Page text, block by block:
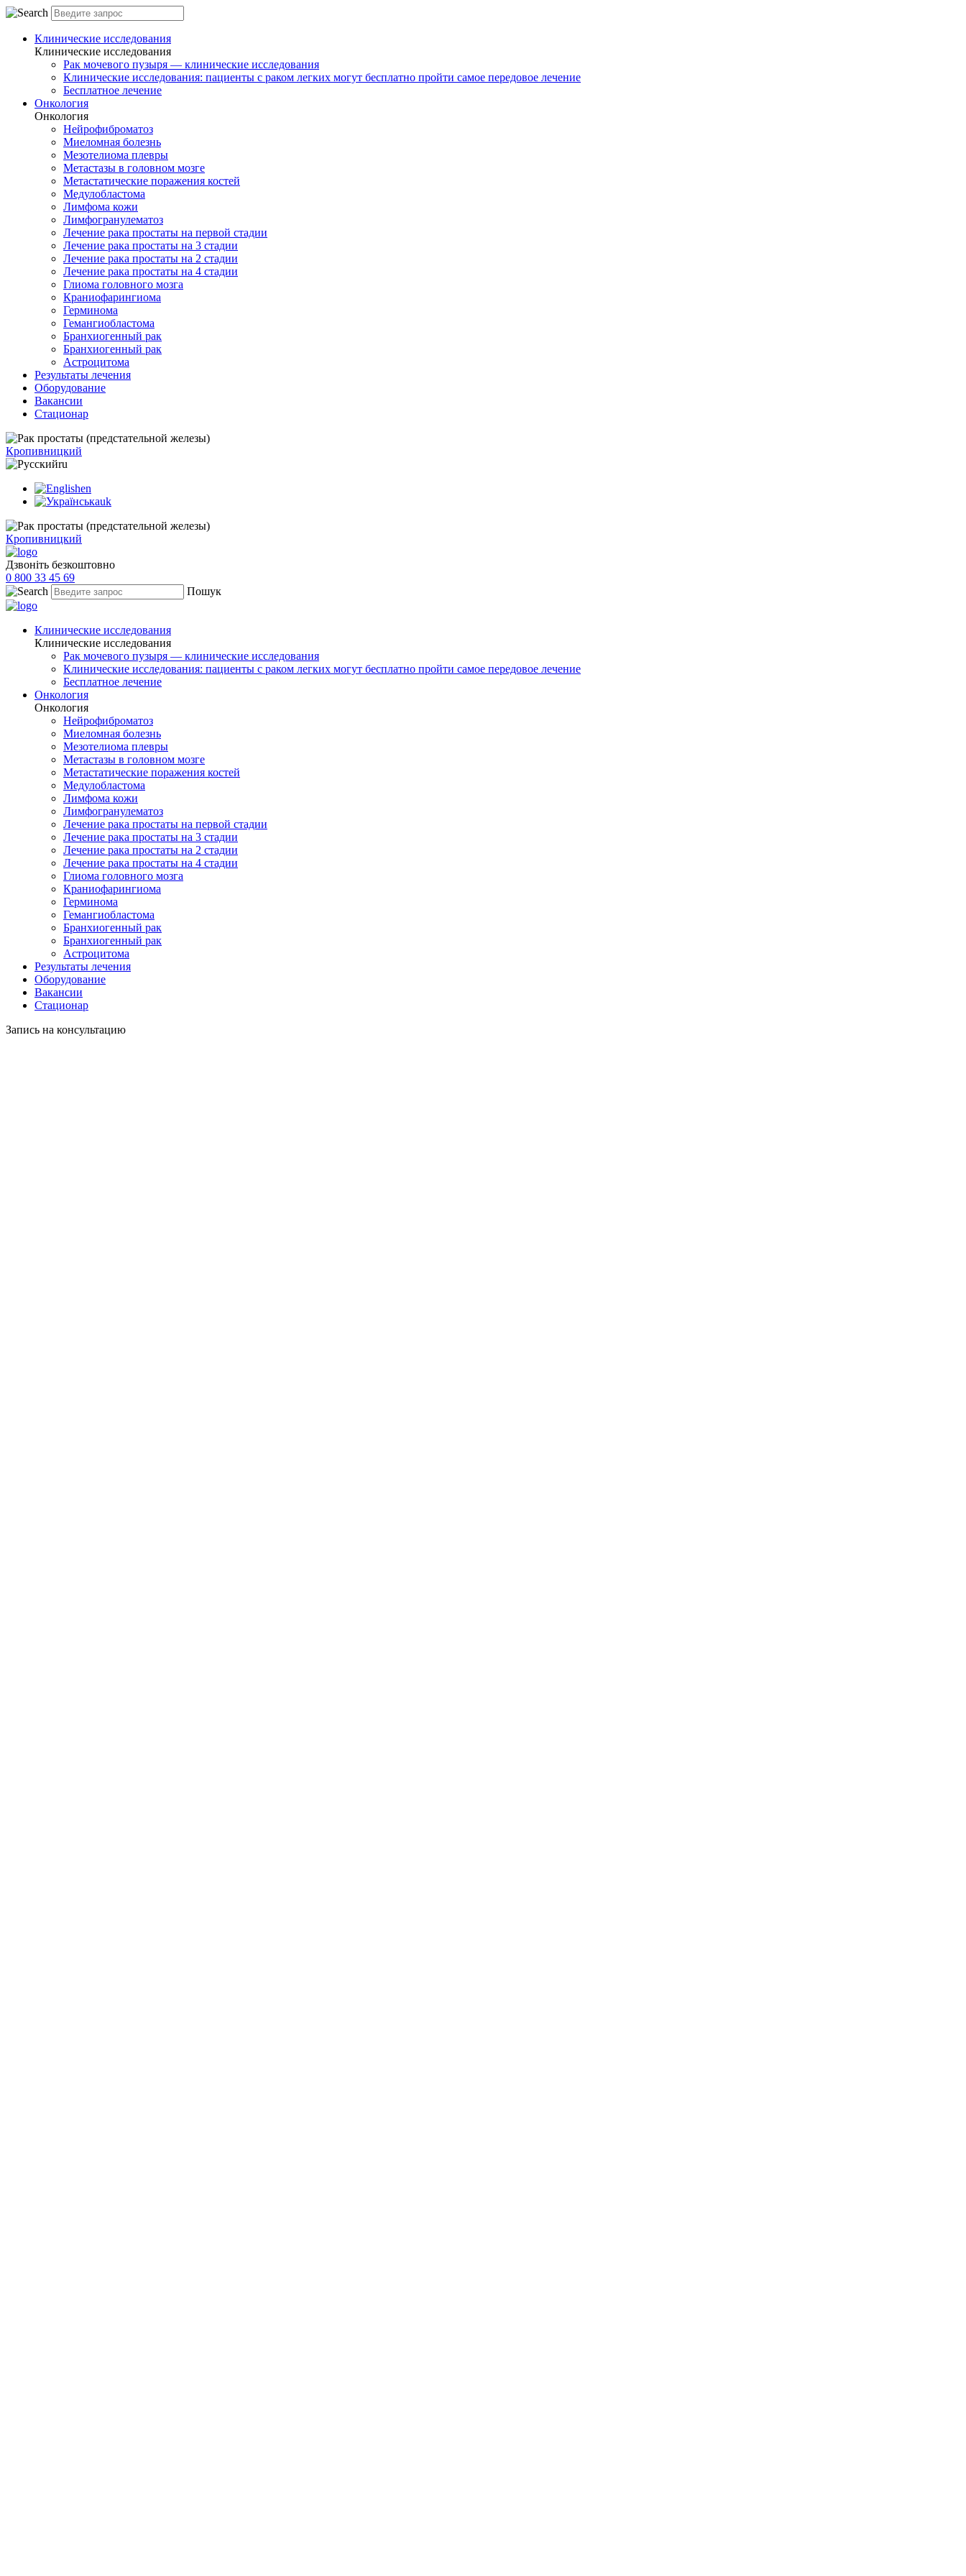
Клинические исследования
Клинические исследования
Рак мочевого пузыря — клинические исследования
Клинические исследования: пациенты с раком легких могут бесплатно пройти самое передовое лечение
Бесплатное лечение
Онкология
Онкология
Нейрофиброматоз
Миеломная болезнь
Мезотелиома плевры
Метастазы в головном мозге
Метастатические поражения костей
Медулобластома
Лимфома кожи
Лимфогранулематоз
Лечение рака простаты на первой стадии
Лечение рака простаты на 3 стадии
Лечение рака простаты на 2 стадии
Лечение рака простаты на 4 стадии
Глиома головного мозга
Краниофарингиома
Герминома
Гемангиобластома
Бранхиогенный рак
Бранхиогенный рак
Астроцитома
Результаты лечения
Оборудование
Вакансии
Стационар
Кропивницкий
ru
en
uk
Кропивницкий
Дзвоніть безкоштовно
0 800 33 45 69
Пошук
Клинические исследования
Клинические исследования
Рак мочевого пузыря — клинические исследования
Клинические исследования: пациенты с раком легких могут бесплатно пройти самое передовое лечение
Бесплатное лечение
Онкология
Онкология
Нейрофиброматоз
Миеломная болезнь
Мезотелиома плевры
Метастазы в головном мозге
Метастатические поражения костей
Медулобластома
Лимфома кожи
Лимфогранулематоз
Лечение рака простаты на первой стадии
Лечение рака простаты на 3 стадии
Лечение рака простаты на 2 стадии
Лечение рака простаты на 4 стадии
Глиома головного мозга
Краниофарингиома
Герминома
Гемангиобластома
Бранхиогенный рак
Бранхиогенный рак
Астроцитома
Результаты лечения
Оборудование
Вакансии
Стационар
Запись на консультацию